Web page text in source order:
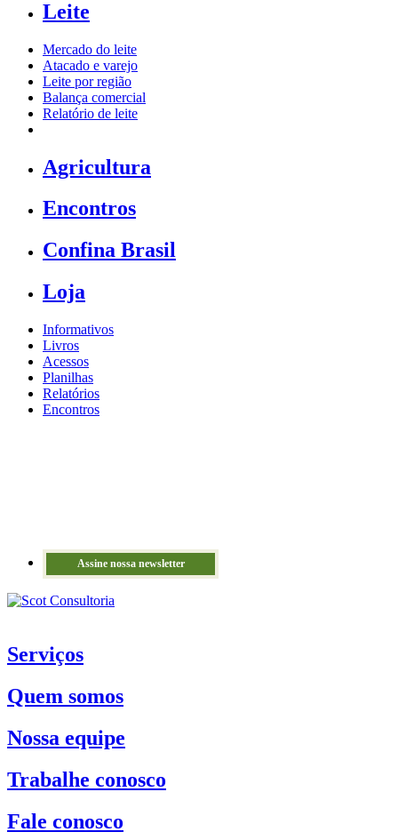
Leite
Mercado do leite
Atacado e varejo
Leite por região
Balança comercial
Relatório de leite
Agricultura
Encontros
Confina Brasil
Loja
Informativos
Livros
Acessos
Planilhas
Relatórios
Encontros
Assine nossa newsletter
Serviços
Quem somos
Nossa equipe
Trabalhe conosco
Fale conosco